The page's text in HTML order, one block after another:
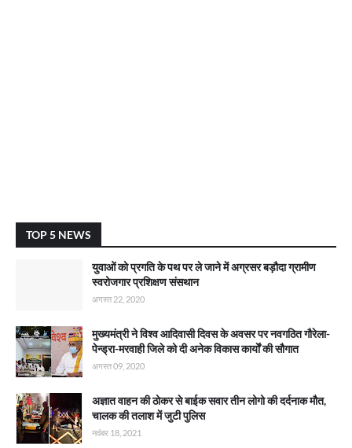
TOP 5 NEWS
युवाओं को प्रगति के पथ पर ले जाने में अग्रसर बड़ौदा ग्रामीण
स्वरोजगार प्रशिक्षण संसथान
अगस्त 22, 2020
मुख्यमंत्री ने विश्व आदिवासी दिवस के अवसर पर नवगठित गौरेला-
पेन्ड्रा-मरवाही जिले को दी अनेक विकास कार्याें की सौगात
अगस्त 09, 2020
अज्ञात वाहन की ठोकर से बाईक सवार तीन लोगो की दर्दनाक मौत,
चालक की तलाश में जुटी पुलिस
नवंबर 18, 2021